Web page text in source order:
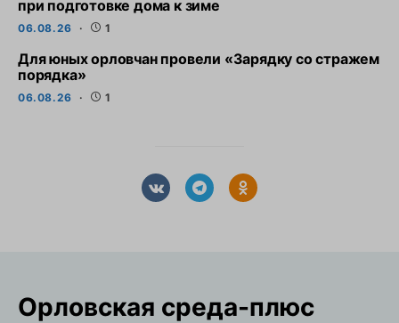
при подготовке дома к зиме
06.08.26 1
Для юных орловчан провели «Зарядку со стражем
порядка»
06.08.26 1
Орловская cреда-плюс